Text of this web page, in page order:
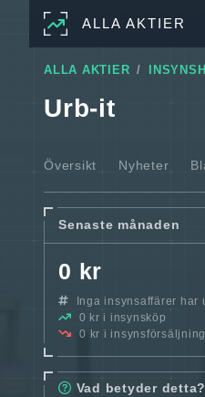
ALLA AKTIER
ALLA AKTIER
Urb-it
Översikt Nyheter
Senaste månaden
0 kr
Inga insynsaffärer har
0 kr i insynsköp
0 kr i insynsförsäljning
Vad betyder detta?